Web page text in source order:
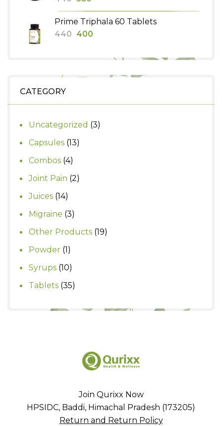
price
was:
₹440.
price
is:
₹350.
Prime Triphala 60 Tablets
440 Original
₹440.
400
₹400.
CATEGORY
Uncategorized 33
Capsules 1313
Combos 44
products
Joint Pain 22
Juices 1414
products
Migraine 33
products
Other Products 1919
Powder 11
product
Syrups 1010
products
Tablets 3535
Join Qurixx Now
HPSIDC, Baddi, Himachal Pradesh (173205)
Return and Return Policy